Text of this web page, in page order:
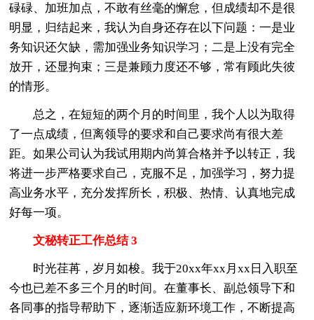
碌碌、加班加点，不敢有丝毫的懈怠，但成绩却不是很
明显，归结起来，我认为自身还存在以下问题：一是业
务知识还欠缺，需加强业务知识学习；二是上没有完全
放开，还显拘束；三是兼顾力度还不够，常有顾此失彼
的情形。
总之，在短短的两个月的时间里，我个人以为取得
了一点成绩，但离领导的要求和自己要求尚有很大差
距。如果公司认为我试用期内尚算合格并予以转正，我
将进一步严格要求自己，克服不足，加强学习，努力提
高业务水平，充分发挥所长，积极、热情、认真地完成
好每一项。
文秘转正工作总结 3
时光荏苒，岁月如梭。我于20xx年xx月xx日入职至
今也已差不多三个月的时间。在董事长、副总领导下和
各同事的指导帮助下，逐渐适应新环境工作，不断提高